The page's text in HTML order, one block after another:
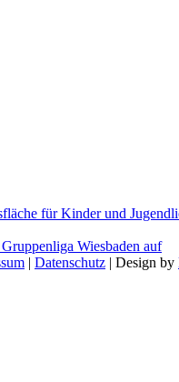
für Kinder und
Wiesbaden auf
| Datenschutz | Design by